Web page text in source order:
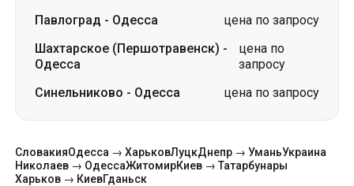
Павлоград - Одесса
цена по запросу
Шахтарское (Першотравенск) -
Одесса
цена по
запросу
Синельниково - Одесса цена по запросу
СловакияОдесса → ХарьковЛуцкДнепр → УманьУкраина
Николаев → ОдессаЖитомирКиев → Татарбунары
Харьков → КиевГданьск